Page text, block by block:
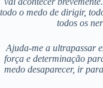
todo o medo de dirigir,
todos os
Ajuda-me a ultrapassar
força e determinação
medo desaparecer, ir